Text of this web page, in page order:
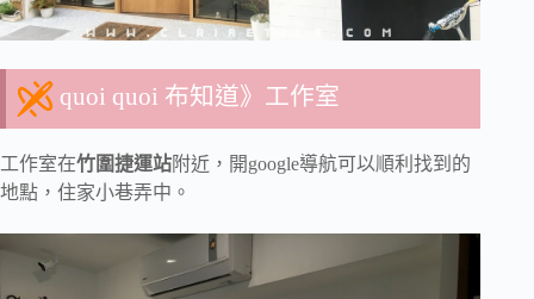
quoi quoi 布知道》工作室
工作室在竹圍捷運站附近，開google導航可以順利找到的
地點，住家小巷弄中。